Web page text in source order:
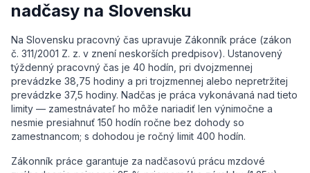
nadčasy na Slovensku
Na Slovensku pracovný čas upravuje Zákonník práce (zákon
č. 311/2001 Z. z. v znení neskorších predpisov). Ustanovený
týždenný pracovný čas je 40 hodín, pri dvojzmennej
prevádzke 38,75 hodiny a pri trojzmennej alebo nepretržitej
prevádzke 37,5 hodiny. Nadčas je práca vykonávaná nad tieto
limity — zamestnávateľ ho môže nariadiť len výnimočne a
nesmie presiahnuť 150 hodín ročne bez dohody so
zamestnancom; s dohodou je ročný limit 400 hodín.
Zákonník práce garantuje za nadčasovú prácu mzdové